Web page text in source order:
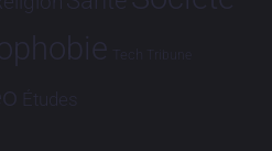
Tech Tribune
Études